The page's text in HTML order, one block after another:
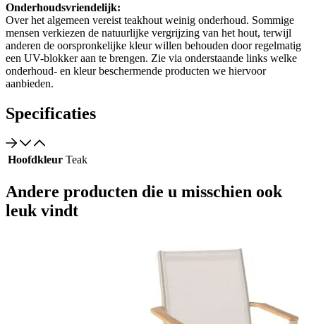
Onderhoudsvriendelijk:
Over het algemeen vereist teakhout weinig onderhoud. Sommige
mensen verkiezen de natuurlijke vergrijzing van het hout, terwijl
anderen de oorspronkelijke kleur willen behouden door regelmatig
een UV-blokker aan te brengen. Zie via onderstaande links welke
onderhoud- en kleur beschermende producten we hiervoor
aanbieden.
Specificaties
Hoofdkleur Teak
Andere producten die u misschien ook
leuk vindt